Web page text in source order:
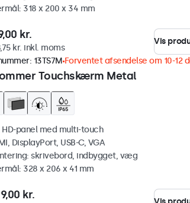
318 x 200 x 34 mm
kr.
kr. inkl. moms
Vis
Touchskærm Metal
13TS7M Forventet afsendelse om 10-12
HD-panel med multi-touch
DisplayPort, USB-C, VGA
skrivebord, indbygget, væg
328 x 206 x 41 mm
kr.